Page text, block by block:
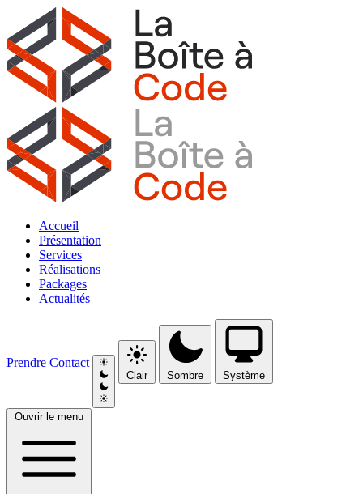
Accueil
Présentation
Services
Réalisations
Packages
Actualités
Prendre Contact
Clair Sombre Système
Ouvrir le menu